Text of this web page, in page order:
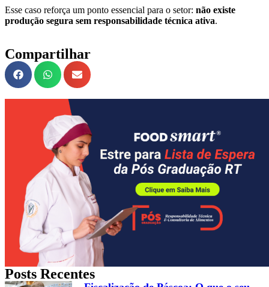
Esse caso reforça um ponto essencial para o setor: não existe
produção segura sem responsabilidade técnica ativa.
Compartilhar
Posts Recentes